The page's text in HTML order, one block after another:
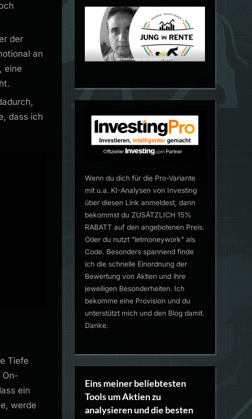
der
an
eine
dass ich
Tiefe
On-
ein
werde
Wenn du dich für die Pro-Variante
mit u.a. KI-Analysen von Investing
über diesen Link anmeldest, dann
bekommst du ZUSÄTZLICH 15%
RABATT auf den angebotenen Preis.
Oder du nutzt "letmoneywork" als
Code. Besonders spannend finde
ich die schnelle Einordnung der
Bewertung von Aktien und ihre
jeweiligen Besonderheiten. Ich
bekomme eine Provision und du
unterstützt mich und den Blog damit.
Danke.
Eins meiner beliebtesten
Tools um Aktien zu
analysieren und die besten